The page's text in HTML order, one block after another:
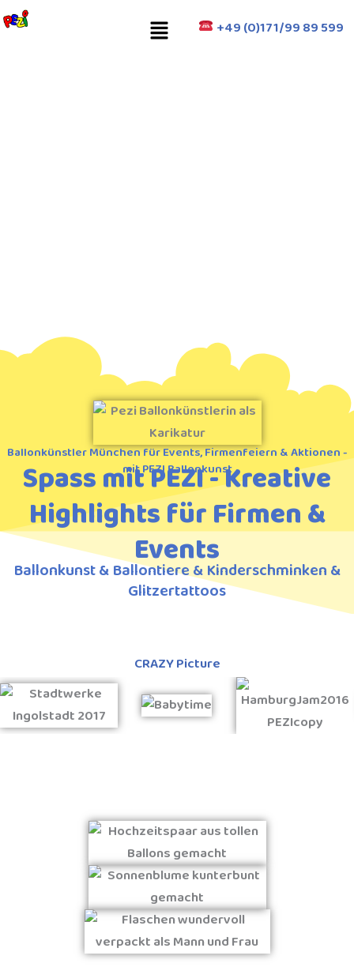
Zum
Inhalt
+49 (0)171/99 89 599
Menü
Ballonkünstler München für Events, Firmenfeiern & Aktionen -
mit PEZI Ballonkunst
Spass mit PEZI - Kreative
Highlights für Firmen &
Events
Ballonkunst & Ballontiere & Kinderschminken &
Glitzertattoos
CRAZY Picture